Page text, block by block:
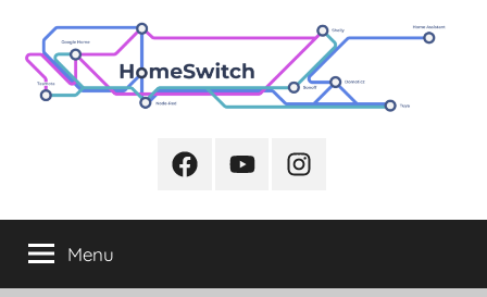
treści
FacebookYoutubeInstagram
Menu